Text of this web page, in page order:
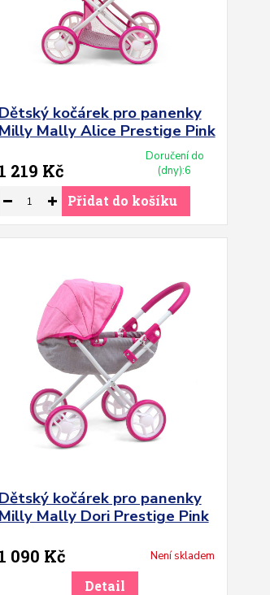
Dětský kočárek pro panenky
Milly Mally Alice Prestige Pink
1 219 Kč
Doručení do
(dny):6
Přidat do košíku
Dětský kočárek pro panenky
Milly Mally Dori Prestige Pink
1 090 Kč
Není skladem
Detail